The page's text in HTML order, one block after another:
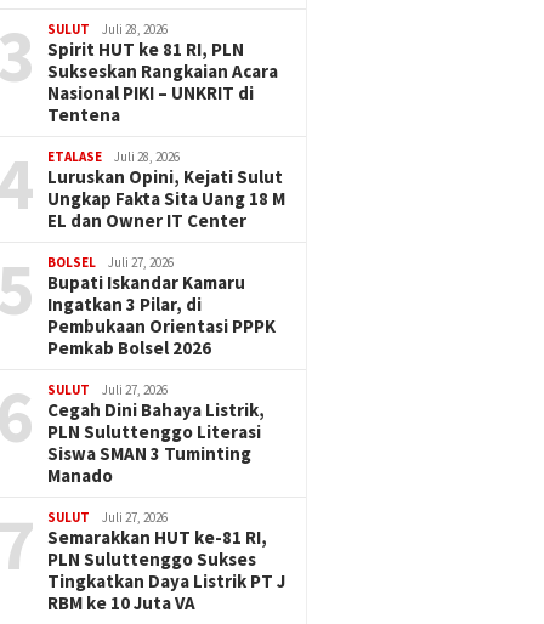
SULUT Juli 28, 2026
Spirit HUT ke 81 RI, PLN
Sukseskan Rangkaian Acara
Nasional PIKI – UNKRIT di
Tentena
ETALASE Juli 28, 2026
Luruskan Opini, Kejati Sulut
Ungkap Fakta Sita Uang 18 M
EL dan Owner IT Center
BOLSEL Juli 27, 2026
Bupati Iskandar Kamaru
Ingatkan 3 Pilar, di
Pembukaan Orientasi PPPK
Pemkab Bolsel 2026
SULUT Juli 27, 2026
Cegah Dini Bahaya Listrik,
PLN Suluttenggo Literasi
Siswa SMAN 3 Tuminting
Manado
SULUT Juli 27, 2026
Semarakkan HUT ke-81 RI,
PLN Suluttenggo Sukses
Tingkatkan Daya Listrik PT J
RBM ke 10 Juta VA